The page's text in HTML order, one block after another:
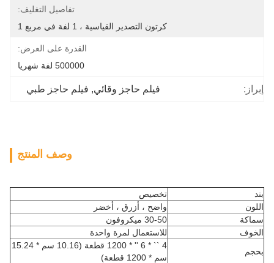
تفاصيل التغليف:
كرتون التصدير القياسية ، 1 لفة في مربع 1
القدرة على العرض:
500000 لفة شهريا
إبراز: فيلم حاجز وقائي , فيلم حاجز طبي
وصف المنتج
بند
تخصيص
اللون
واضح ، أزرق ، أخضر
سماكة
30-50 ميكروفون
الخوف
للاستعمال لمرة واحدة
بحجم
4 `` * 6 '' * 1200 قطعة (10.16 سم * 15.24
سم * 1200 قطعة)